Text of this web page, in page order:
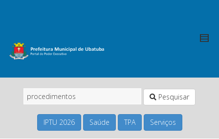
Pesquisar
IPTU 2026 Saúde TPA Serviços